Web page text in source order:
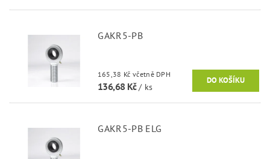
GAKR5-PB
165,38 Kč včetně DPH
136,68 Kč/ ks
GAKR5-PB ELG